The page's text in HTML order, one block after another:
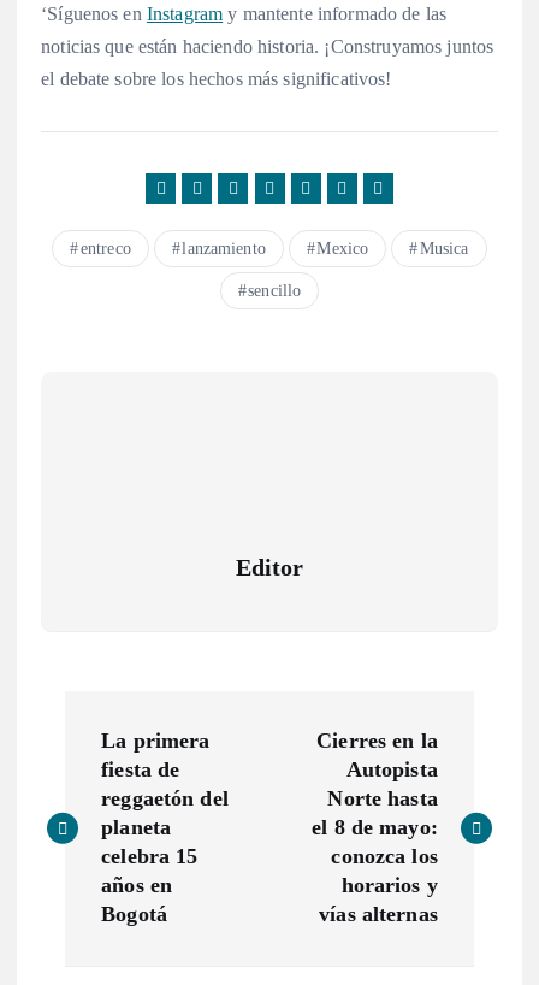
‘Síguenos en Instagram y mantente informado de las
noticias que están haciendo historia. ¡Construyamos juntos
el debate sobre los hechos más significativos!
entreco lanzamiento Mexico Musica
sencillo
Editor
v
La primera
fiesta de
reggaetón del
planeta
celebra 15
años en
Bogotá
Cierres en la
Autopista
Norte hasta
el 8 de mayo:
conozca los
horarios y
vías alternas